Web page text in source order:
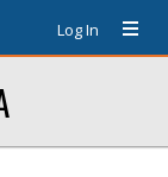
Log In